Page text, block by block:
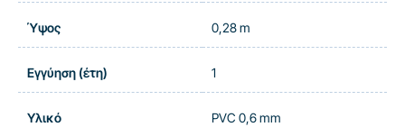
Ύψος 0,28 m
Εγγύηση (έτη) 1
Υλικό PVC 0,6 mm